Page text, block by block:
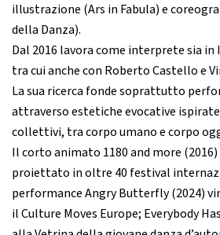
illustrazione (Ars in Fabula) e
della Danza).
Dal 2016 lavora come interprete sia in
tra cui anche con Roberto Castello e
La sua ricerca fonde soprattutto
attraverso estetiche evocative
collettivi, tra corpo umano e corpo
Il corto animato 1180 and more
proiettato in oltre 40 festival
performance Angry Butterfly (2024)
il Culture Moves Europe; Everybody